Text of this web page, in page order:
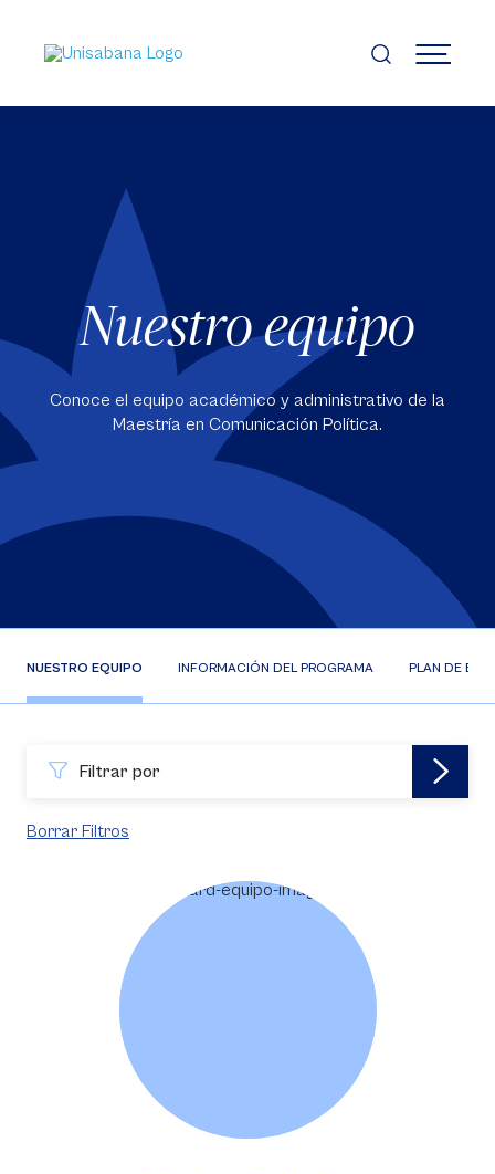
contenido
principal
MENÚ
Nuestro equipo
Conoce el equipo académico y administrativo de la
Maestría en Comunicación Política.
NUESTRO EQUIPO INFORMACIÓN DEL PROGRAMA PLAN DE
Filtrar por
Borrar Filtros